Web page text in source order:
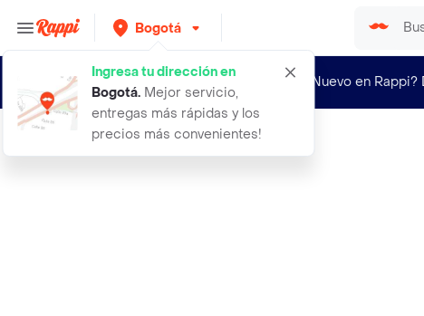
Bogotá
Ingresa tu dirección en
Bogotá. Mejor servicio,
entregas más rápidas y los
precios más convenientes!
¿Nuevo en Rappi?
cono retractil 30 cm unidad ideal p